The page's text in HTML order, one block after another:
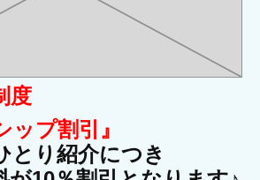
度
ップ割引』
とり紹介につき